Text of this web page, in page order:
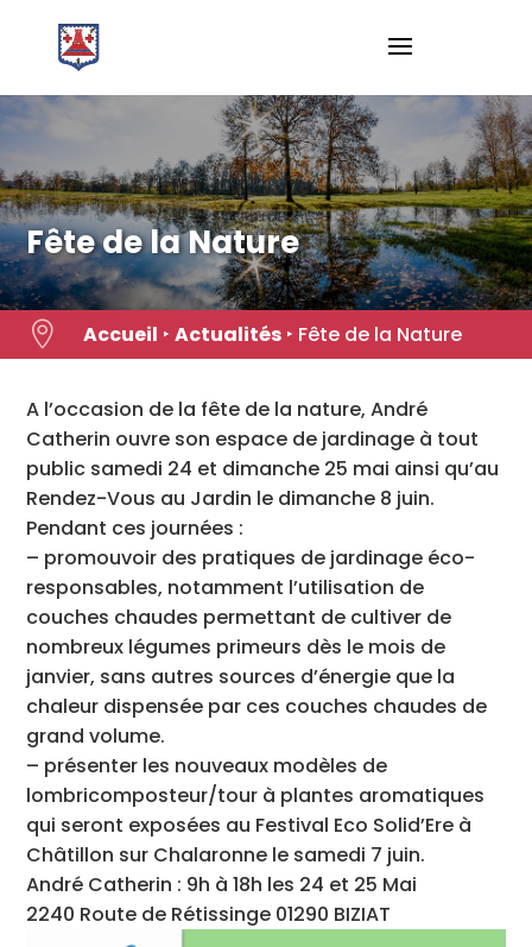
content
Fête de la Nature
 Accueil ‣ Actualités‣ Fête de la Nature
A l’occasion de la fête de la nature, André
Catherin ouvre son espace de jardinage à tout
public samedi 24 et dimanche 25 mai ainsi qu’au
Rendez-Vous au Jardin le dimanche 8 juin.
Pendant ces journées :
– promouvoir des pratiques de jardinage éco-
responsables, notamment l’utilisation de
couches chaudes permettant de cultiver de
nombreux légumes primeurs dès le mois de
janvier, sans autres sources d’énergie que la
chaleur dispensée par ces couches chaudes de
grand volume.
– présenter les nouveaux modèles de
lombricomposteur/tour à plantes aromatiques
qui seront exposées au Festival Eco Solid’Ere à
Châtillon sur Chalaronne le samedi 7 juin.
André Catherin : 9h à 18h les 24 et 25 Mai
2240 Route de Rétissinge 01290 BIZIAT